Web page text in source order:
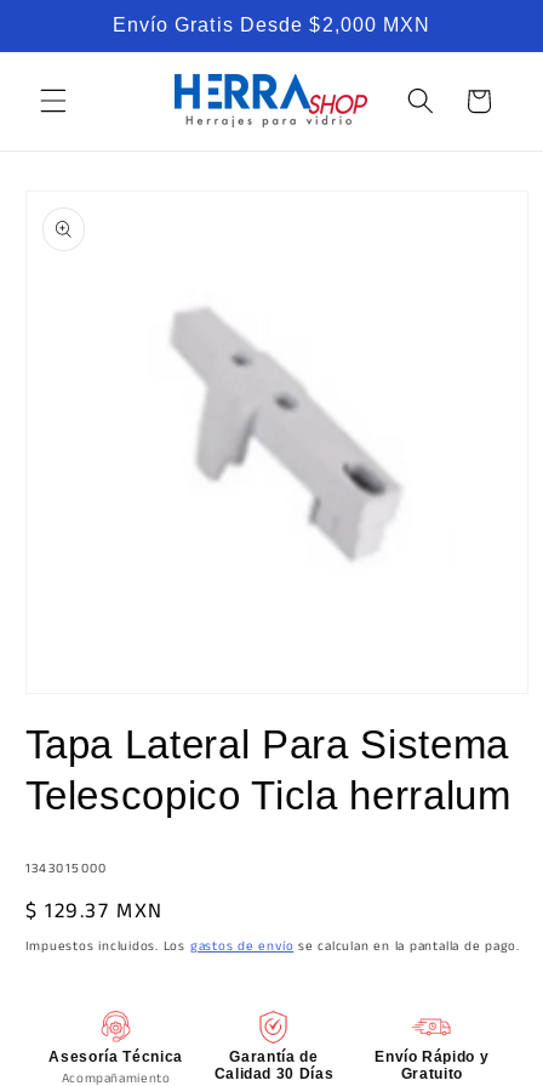
directamente
al contenido
Envío Gratis Desde $2,000 MXN
Carrito
a la
información
del producto
multimedia
una
ventana
Tapa Lateral Para Sistema
Telescopico Ticla herralum
SKU:
1343015000
Precio
habitual
$ 129.37 MXN
Impuestos incluidos. Los gastos de envío se calculan en la pantalla de pago.
Asesoría Técnica
Acompañamiento
Garantía de
Calidad 30 Días
Envío Rápido y
Gratuito